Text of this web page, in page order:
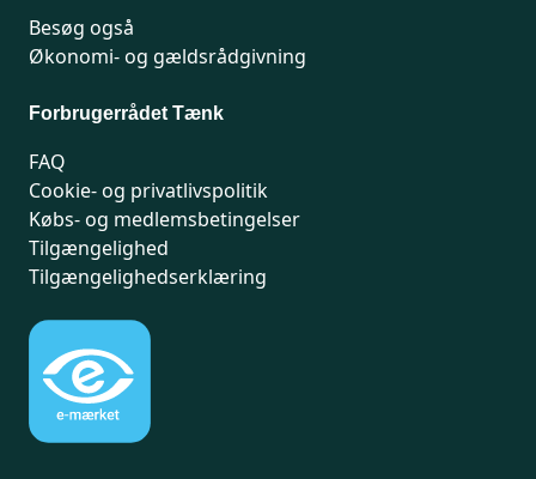
Besøg også
Økonomi- og gældsrådgivning
Forbrugerrådet Tænk
FAQ
Cookie- og privatlivspolitik
Købs- og medlemsbetingelser
Tilgængelighed
Tilgængelighedserklæring